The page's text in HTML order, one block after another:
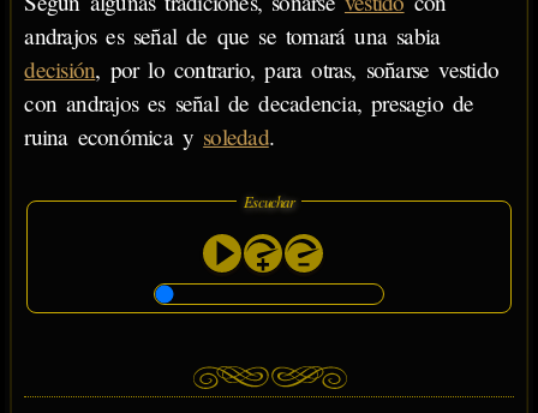
andrajos es señal de que se tomará una sabia
decisión, por lo contrario, para otras, soñarse vestido
con andrajos es señal de decadencia, presagio de
ruina económica y soledad.
Escuchar